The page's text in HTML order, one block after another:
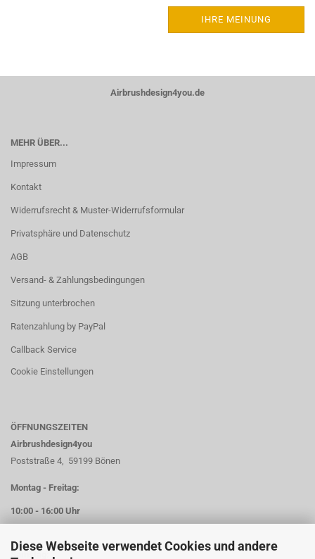
Diese Webseite verwendet Cookies und andere
IHRE MEINUNG
Airbrushdesign4you.de
MEHR ÜBER...
Impressum
Kontakt
Widerrufsrecht & Muster-Widerrufsformular
Privatsphäre und Datenschutz
AGB
Versand- & Zahlungsbedingungen
Sitzung unterbrochen
Ratenzahlung by PayPal
Callback Service
Cookie Einstellungen
ÖFFNUNGSZEITEN
Airbrushdesign4you
Poststraße 4, 59199 Bönen
Montag - Freitag:
10:00 - 16:00 Uhr
Samstag: